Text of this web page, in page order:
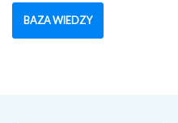
BAZA WIEDZY